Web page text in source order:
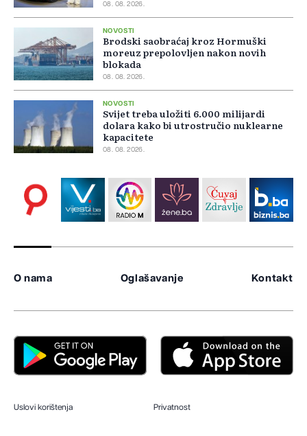
08. 08. 2026.
NOVOSTI
Brodski saobraćaj kroz Hormuški
moreuz prepolovljen nakon novih
blokada
08. 08. 2026.
NOVOSTI
Svijet treba uložiti 6.000 milijardi
dolara kako bi utrostručio nuklearne
kapacitete
08. 08. 2026.
O nama Oglašavanje Kontakt
Uslovi korištenja Privatnost